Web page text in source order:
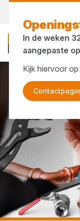
...
In de weken
aangepaste
Kijk hiervoor